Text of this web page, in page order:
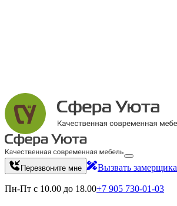
Перезвоните мне Вызвать замерщика
Пн-Пт с 10.00 до 18.00+7 905 730-01-03